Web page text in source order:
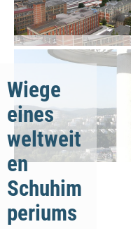
Wiege
eines
weltweit
en
Schuhim
periums